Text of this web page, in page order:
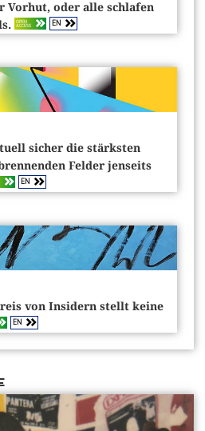
Vorhut, oder alle schlafen
OPEN
ACCESS EN
sicher die stärksten
Felder jenseits
EN
von Insidern stellt keine
EN